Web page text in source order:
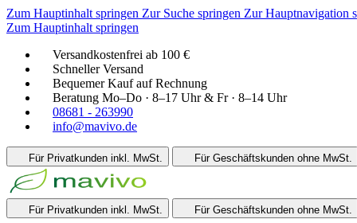
Zum Hauptinhalt springen Zur Suche springen Zur Hauptnavigation
Zum Hauptinhalt springen
Versandkostenfrei ab 100 €
Schneller Versand
Bequemer Kauf auf Rechnung
Beratung Mo–Do · 8–17 Uhr & Fr · 8–14 Uhr
08681 - 263990
info@mavivo.de
Für Privatkunden inkl. MwSt. Für Geschäftskunden ohne MwSt.
Für Privatkunden inkl. MwSt. Für Geschäftskunden ohne MwSt.